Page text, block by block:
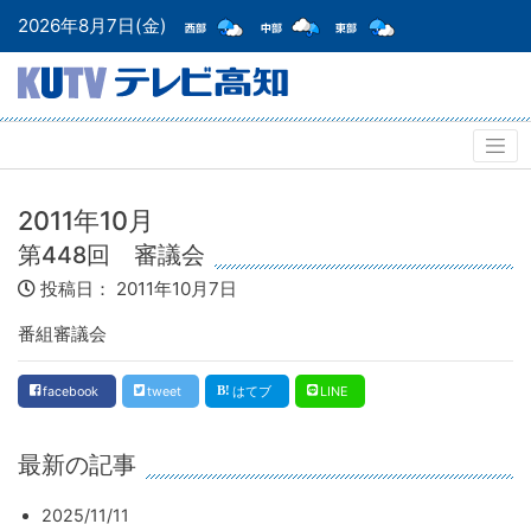
2026年8月7日(金)
2011年10月
第448回 審議会
投稿日： 2011年10月7日
番組審議会
facebook tweet はてブ LINE
最新の記事
2025/11/11